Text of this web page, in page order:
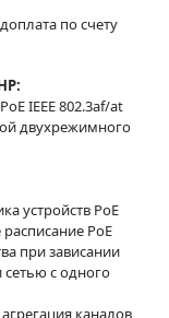
по счету
IEEE 802.3af/at
двухрежимного
устройств PoE
PoE
при зависании
с одного
каналов,